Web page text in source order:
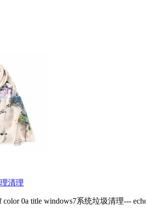
清理
color 0a title windows7系统垃圾清理